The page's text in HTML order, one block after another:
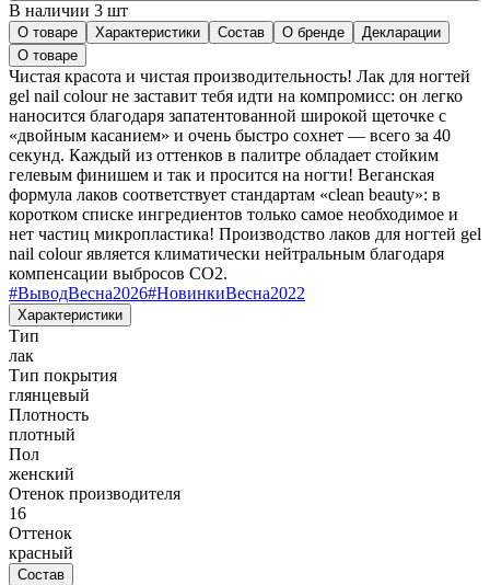
В наличии 3 шт
О товаре Характеристики Состав О бренде
Декларации
О товаре
Чистая красота и чистая производительность! Лак для ногтей
gel nail colour не заставит тебя идти на компромисс: он легко
наносится благодаря запатентованной широкой щеточке с
«двойным касанием» и очень быстро сохнет — всего за 40
секунд. Каждый из оттенков в палитре обладает стойким
гелевым финишем и так и просится на ногти! Веганская
формула лаков соответствует стандартам «clean beauty»: в
коротком списке ингредиентов только самое необходимое и
нет частиц микропластика! Производство лаков для ногтей gel
nail colour является климатически нейтральным благодаря
компенсации выбросов CO2.
#ВыводВесна2026#НовинкиВесна2022
Характеристики
Тип
лак
Тип покрытия
глянцевый
Плотность
плотный
Пол
женский
Отенок производителя
16
Оттенок
красный
Состав